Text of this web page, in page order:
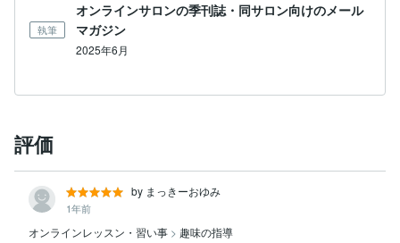
執筆
オンラインサロンの季刊誌・同サロン向けのメール
マガジン
2025年6月
評価
by まっきーおゆみ
1年前
オンラインレッスン・習い事 > 趣味の指導